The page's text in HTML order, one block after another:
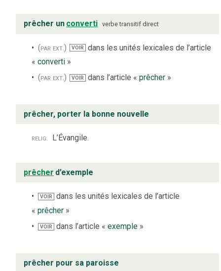
prêcher un converti verbe transitif direct
(par ext.) VOIR
dans les unités lexicales de l’article
« converti »
(par ext.)
VOIR dans l’article « prêcher»
prêcher, porter la bonne nouvelle
relig. L’Évangile.
prêcher d’exemple
VOIR
dans les unités lexicales de l’article
« prêcher »
VOIR dans l’article «exemple »
prêcher pour sa paroisse